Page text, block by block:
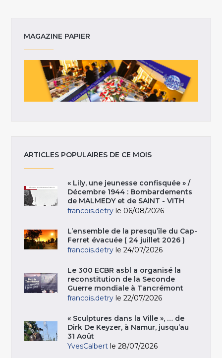
MAGAZINE PAPIER
ARTICLES POPULAIRES DE CE MOIS
« Lily, une jeunesse confisquée » /
Décembre 1944 : Bombardements
de MALMEDY et de SAINT - VITH
francois.detry le 06/08/2026
L’ensemble de la presqu’île du Cap-
Ferret évacuée ( 24 juillet 2026 )
francois.detry le 24/07/2026
Le 300 ECBR asbl a organisé la
reconstitution de la Seconde
Guerre mondiale à Tancrémont
francois.detry le 22/07/2026
« Sculptures dans la Ville », … de
Dirk De Keyzer, à Namur, jusqu’au
31 Août
YvesCalbert le 28/07/2026